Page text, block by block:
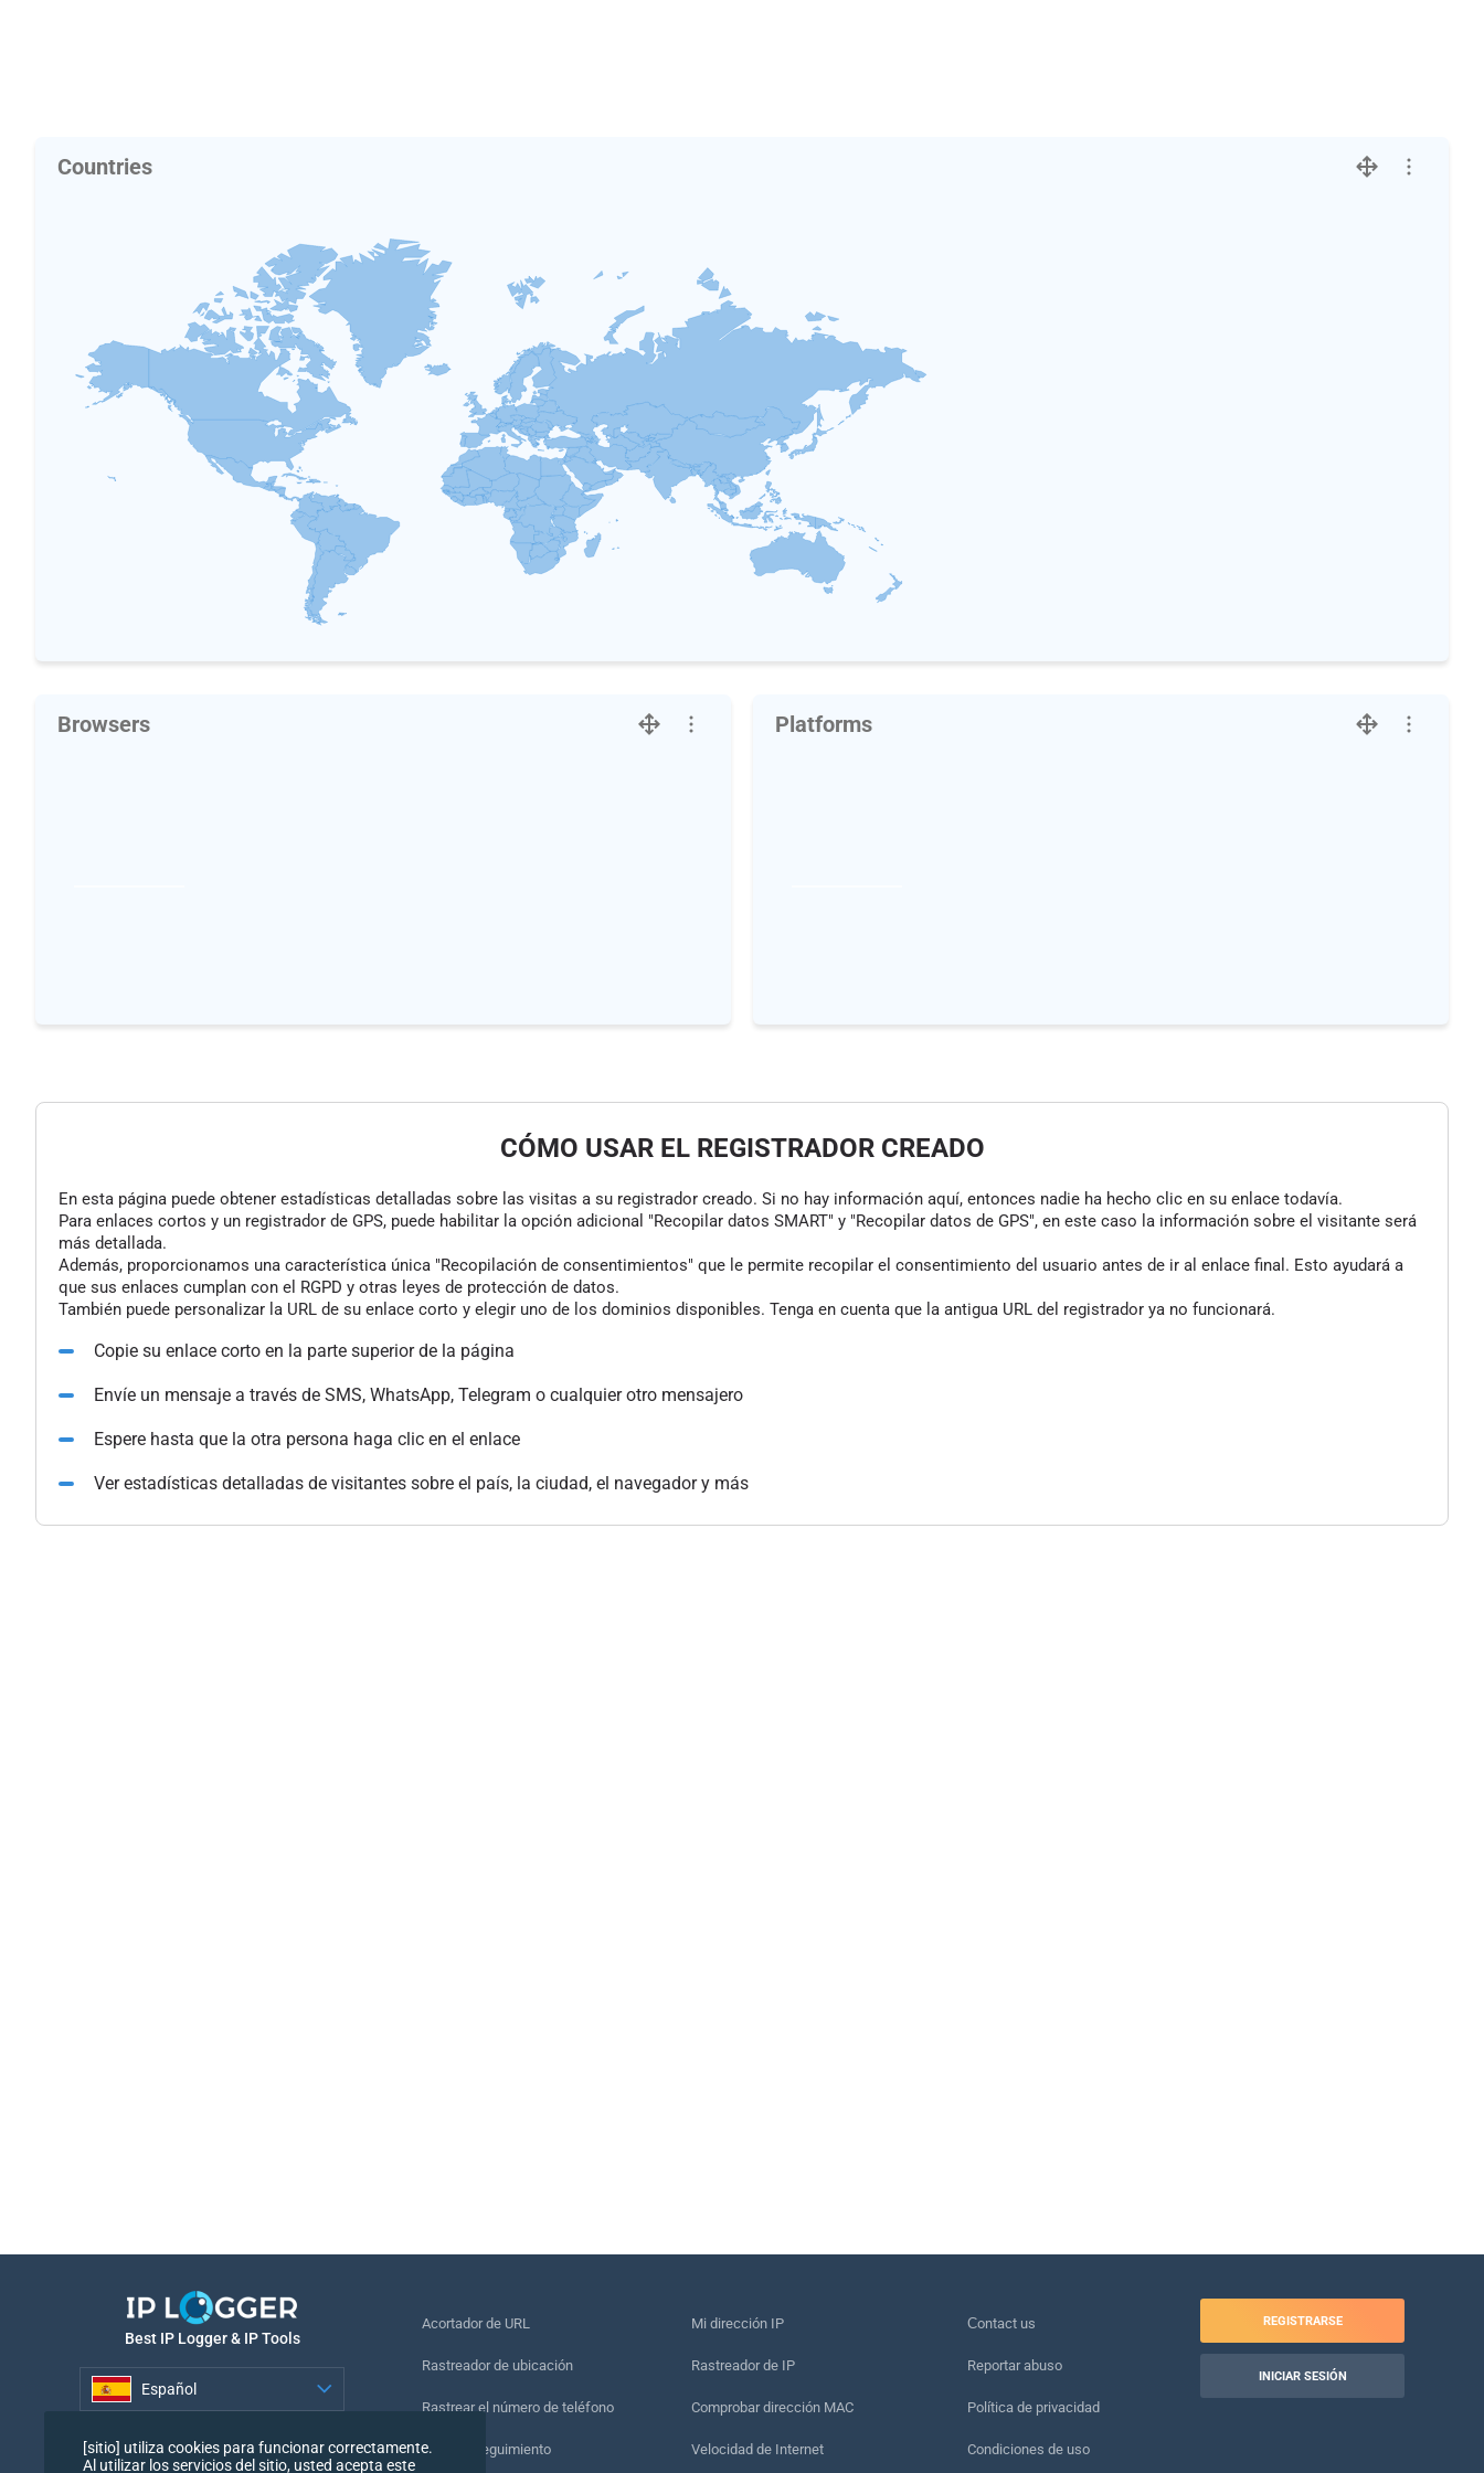
Countries
Browsers Platforms
CÓMO USAR EL REGISTRADOR CREADO
En esta página puede obtener estadísticas detalladas sobre las visitas a su registrador creado. Si no hay información aquí, entonces nadie ha hecho clic en su enlace todavía.
Para enlaces cortos y un registrador de GPS, puede habilitar la opción adicional "Recopilar datos SMART" y "Recopilar datos de GPS", en este caso la información sobre el visitante será
más detallada.
Además, proporcionamos una característica única "Recopilación de consentimientos" que le permite recopilar el consentimiento del usuario antes de ir al enlace final. Esto ayudará a
que sus enlaces cumplan con el RGPD y otras leyes de protección de datos.
También puede personalizar la URL de su enlace corto y elegir uno de los dominios disponibles. Tenga en cuenta que la antigua URL del registrador ya no funcionará.
Copie su enlace corto en la parte superior de la página
Envíe un mensaje a través de SMS, WhatsApp, Telegram o cualquier otro mensajero
Espere hasta que la otra persona haga clic en el enlace
Ver estadísticas detalladas de visitantes sobre el país, la ciudad, el navegador y más
Best IP Logger & IP Tools
Español
Acortador de URL
Rastreador de ubicación
Rastrear el número de teléfono
Píxel de seguimiento
Mi dirección IP
Rastreador de IP
Comprobar dirección MAC
Velocidad de Internet
Сontact us
Reportar abuso
Política de privacidad
Condiciones de uso
REGISTRARSE
INICIAR SESIÓN
[sitio] utiliza cookies para funcionar correctamente.
Al utilizar los servicios del sitio, usted acepta este